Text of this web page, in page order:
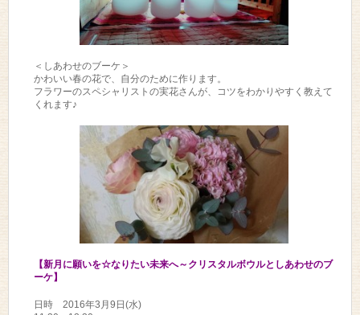
＜しあわせのブーケ＞
かわいい春の花で、自分のために作ります。
フラワーのスペシャリストの実花さんが、コツをわかりやすく教えて
くれます♪
【新月に願いを☆なりたい未来へ～クリスタルボウルとしあわせのブ
ーケ】
日時 2016年3月9日(水)